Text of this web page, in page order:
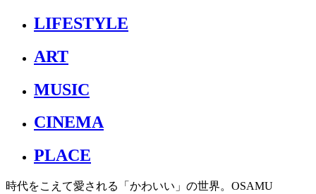
LIFESTYLE
ART
MUSIC
CINEMA
PLACE
時代をこえて愛される「かわいい」の世界。OSAMU